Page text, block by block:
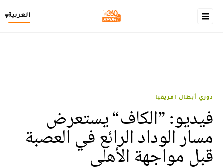
العربية▾
دوري أبطال افريقيا
فيديو: ”الكاف“ يستعرض
مسار الوداد الرائع في العصبة
قبل مواجهة الأهلي